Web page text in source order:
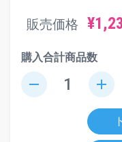
販売価格 ¥
購入合計商品数
remove add